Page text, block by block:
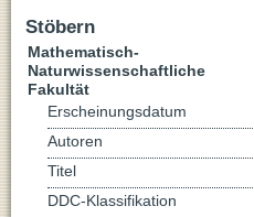
Stöbern
Mathematisch-
Naturwissenschaftliche
Fakultät
Erscheinungsdatum
Autoren
Titel
DDC-Klassifikation